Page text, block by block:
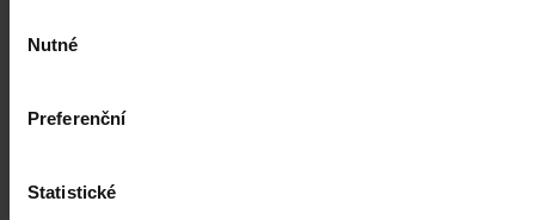
souhlasu
Nutné
Preferenční
Statistické